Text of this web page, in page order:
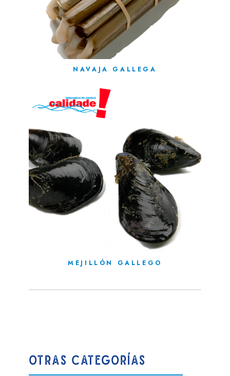
NAVAJA GALLEGA
MEJILLÓN GALLEGO
OTRAS CATEGORÍAS